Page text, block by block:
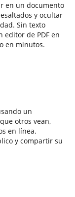
en un documento
y ocultar
Sin texto
editor de PDF en
en minutos.
un
otros vean,
en línea.
y compartir su